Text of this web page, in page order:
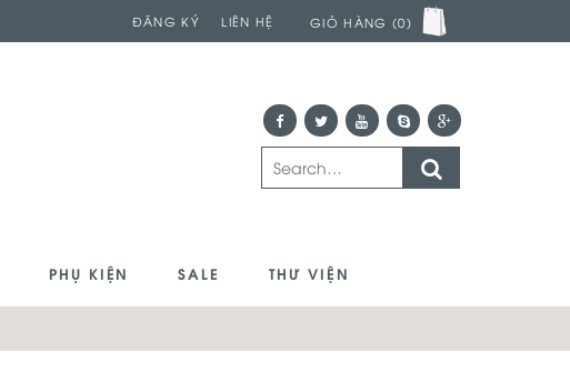
ĐĂNG KÝ LIÊN HỆ GIỎ HÀNG (0)
PHỤ KIỆN SALE THƯ VIỆN